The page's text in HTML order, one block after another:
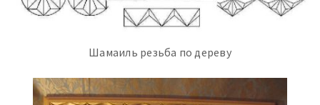
Шамаиль резьба по дереву